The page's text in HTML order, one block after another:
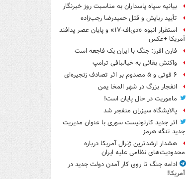
بیانیه سپاه پاسداران به مناسبت روز خبرنگار
تأیید ربایش و قتل حمیدرضا رجب‌زاده
استقرار انبوه «دی‌اف‑۱۷» و پایان عصر پدافند
آمریکا +عکس
فارن افرز: جنگ با ایران یک فاجعه است
واکنش بقائی به خیالبافی ترامپ
۶ فوتی و ۵ مصدوم بر اثر تصادف زنجیره‌ای
انفجار بزرگ در شهر المخا یمن
ماموریت در حال پایان است!
پالایشگاه سیزران منفجر شد
اثر جدید کارتونیست سوری با عنوان مدیریت
جدید تنگه هرمز
هشدار ارشدترین ژنرال آمریکا درباره
محدودیت‌های نظامی علیه ایران
ادامه جنگ تا روی کار آمدن دولت جدید در
آمریکا!